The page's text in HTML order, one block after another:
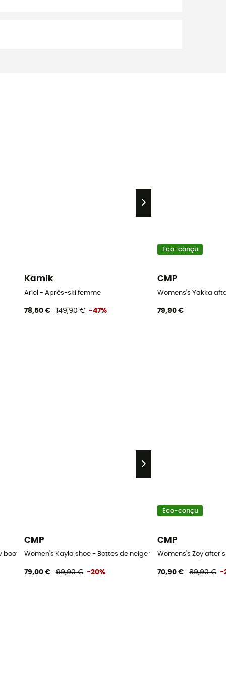
Kamik
Ariel - Après-ski femme
78,50 € 149,90 € -47%
Eco-conçu
CMP
Womens's Yakka
79,90 €
boots - Bottes de neige femme
CMP
Women's Kayla shoe - Bottes de neige femme
79,00 € 99,90 € -20%
Eco-conçu
CMP
Womens's Zoy after
70,90 € 89,90 € -